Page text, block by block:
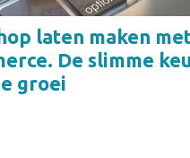
laten maken
De slimme
groei